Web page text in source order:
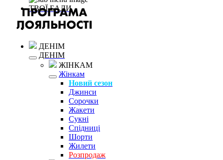
ТВОЇ БАЛИ
ДЕНІМ
ДЕНІМ
ЖІНКАМ
Жінкам
Новий сезон
Джинси
Сорочки
Жакети
Сукні
Спідниці
Шорти
Жилети
Розпродаж